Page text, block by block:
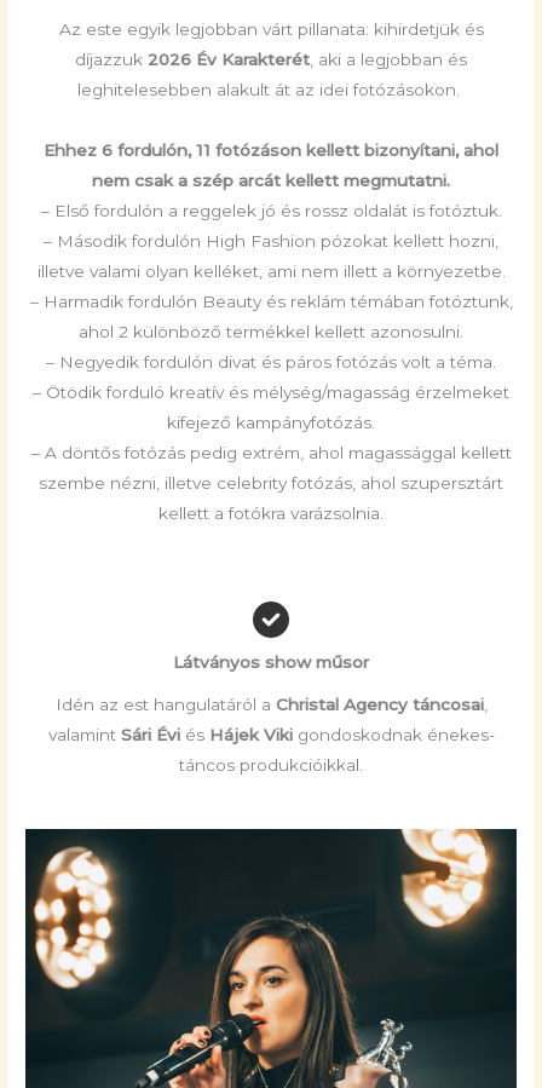
Az este egyik legjobban várt pillanata: kihirdetjük és
díjazzuk 2026 Év Karakterét , aki a legjobban és
leghitelesebben alakult át az idei fotózásokon.
Ehhez 6 fordulón, 11 fotózáson kellett bizonyítani, ahol
nem csak a szép arcát kellett megmutatni.
– Első fordulón a reggelek jó és rossz oldalát is fotóztuk.
– Második fordulón High Fashion pózokat kellett hozni,
illetve valami olyan kelléket, ami nem illett a környezetbe.
– Harmadik fordulón Beauty és reklám témában fotóztunk,
ahol 2 különböző termékkel kellett azonosulni.
– Negyedik fordulón divat és páros fotózás volt a téma.
– Ötödik forduló kreatív és mélység/magasság érzelmeket
kifejező kampányfotózás.
– A döntős fotózás pedig extrém, ahol magassággal kellett
szembe nézni, illetve celebrity fotózás, ahol szupersztárt
kellett a fotókra varázsolnia.
Látványos show műsor
Idén az est hangulatáról a Christal Agency táncosai,
valamint Sári Éviés Hájek Vikigondoskodnak énekes-
táncos produkcióikkal.